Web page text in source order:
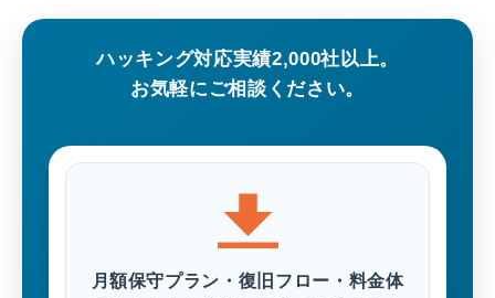
ハッキング対応実績2,000社以上。
お気軽にご相談ください。
月額保守プラン・復旧フロー・料金体